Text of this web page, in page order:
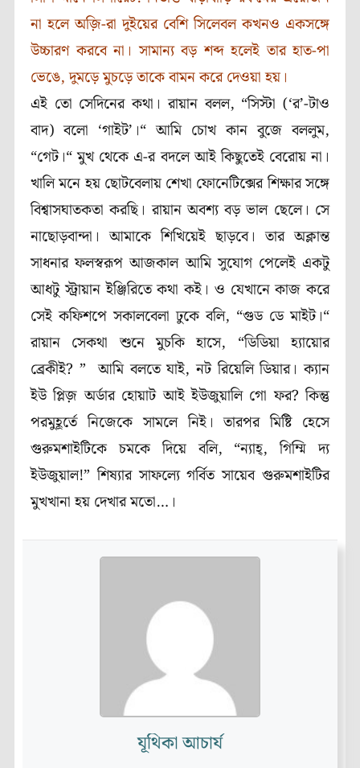
না হলে অজ়ি-রা দুইয়ের বেশি সিলেবল কখনও একসঙ্গে
উচ্চারণ করবে না। সামান্য বড় শব্দ হলেই তার হাত-পা
ভেঙে, দুমড়ে মুচড়ে তাকে বামন করে দেওয়া হয়।
এই তো সেদিনের কথা। রায়ান বলল, “সিস্টা (‘র’-টাও
বাদ) বলো ‘গাইট’ ।“ আমি চোখ কান বুজে বললুম,
“গেট।“ মুখ থেকে এ-র বদলে আই কিছুতেই বেরোয় না।
খালি মনে হয় ছোটবেলায় শেখা ফোনেটিক্সের শিক্ষার সঙ্গে
বিশ্বাসঘাতকতা করছি। রায়ান অবশ্য বড় ভাল ছেলে। সে
নাছোড়বান্দা। আমাকে শিখিয়েই ছাড়বে। তার অক্লান্ত
সাধনার ফলস্বরূপ আজকাল আমি সুযোগ পেলেই একটু
আধটু স্ট্রায়ান ইঞ্জিরিতে কথা কই। ও যেখানে কাজ করে
সেই কফিশপে সকালবেলা ঢুকে বলি, “গুড ডে মাইট।“
রায়ান সেকথা শুনে মুচকি হাসে, “ডিডিয়া হ্যায়োর
ব্রেকীই? ” আমি বলতে যাই, নট রিয়েলি ডিয়ার। ক্যান
ইউ প্লিজ় অর্ডার হোয়াট আই ইউজুয়ালি গো ফর? কিন্তু
পরমুহূর্তে নিজেকে সামলে নিই। তারপর মিষ্টি হেসে
গুরুমশাইটিকে চমকে দিয়ে বলি, “ন্যাহ্, গিম্মি দ্য
ইউজুয়াল!”শিষ্যার সাফল্যে গর্বিত সায়েব গুরুমশাইটির
মুখখানা হয় দেখার মতো…।
যূথিকা আচার্য